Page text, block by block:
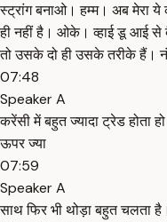
स्ट्रांग बनाओ। हम्म। अब मेरा ये
ही नहीं है। ओके। व्हाई डू आई से
तो उसके दो ही उसके तरीके हैं।
07:48
Speaker A
करेंसी में बहुत ज्यादा ट्रेड होता
ऊपर ज्या
07:59
Speaker A
साथ फिर भी थोड़ा बहुत चलता